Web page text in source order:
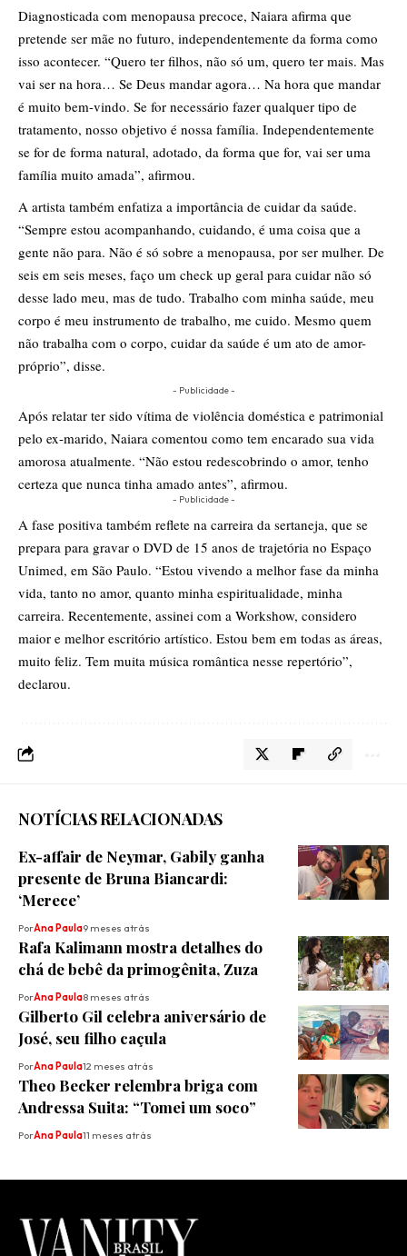
Diagnosticada com menopausa precoce, Naiara afirma que
pretende ser mãe no futuro, independentemente da forma como
isso acontecer. “Quero ter filhos, não só um, quero ter mais. Mas
vai ser na hora… Se Deus mandar agora… Na hora que mandar
é muito bem-vindo. Se for necessário fazer qualquer tipo de
tratamento, nosso objetivo é nossa família. Independentemente
se for de forma natural, adotado, da forma que for, vai ser uma
família muito amada”, afirmou.
A artista também enfatiza a importância de cuidar da saúde.
“Sempre estou acompanhando, cuidando, é uma coisa que a
gente não para. Não é só sobre a menopausa, por ser mulher. De
seis em seis meses, faço um check up geral para cuidar não só
desse lado meu, mas de tudo. Trabalho com minha saúde, meu
corpo é meu instrumento de trabalho, me cuido. Mesmo quem
não trabalha com o corpo, cuidar da saúde é um ato de amor-
próprio”, disse.
- Publicidade -
Após relatar ter sido vítima de violência doméstica e patrimonial
pelo ex-marido, Naiara comentou como tem encarado sua vida
amorosa atualmente. “Não estou redescobrindo o amor, tenho
certeza que nunca tinha amado antes”, afirmou.
- Publicidade -
A fase positiva também reflete na carreira da sertaneja, que se
prepara para gravar o DVD de 15 anos de trajetória no Espaço
Unimed, em São Paulo. “Estou vivendo a melhor fase da minha
vida, tanto no amor, quanto minha espiritualidade, minha
carreira. Recentemente, assinei com a Workshow, considero
maior e melhor escritório artístico. Estou bem em todas as áreas,
muito feliz. Tem muita música romântica nesse repertório”,
declarou.
NOTÍCIAS RELACIONADAS
Ex-affair de Neymar, Gabily ganha
presente de Bruna Biancardi:
‘Merece’
PorAna Paula9 meses atrás
Rafa Kalimann mostra detalhes do
chá de bebê da primogênita, Zuza
PorAna Paula8 meses atrás
Gilberto Gil celebra aniversário de
José, seu filho caçula
PorAna Paula12 meses atrás
Theo Becker relembra briga com
Andressa Suita: “Tomei um soco”
PorAna Paula11 meses atrás